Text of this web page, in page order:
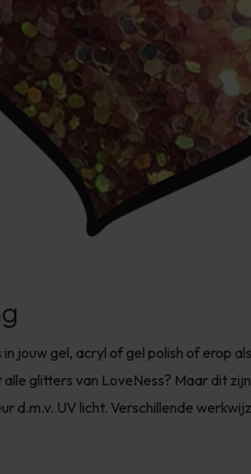
jouw gel, acryl of gel polish of erop
glitters van LoveNess? Maar dit
d.m.v. UV licht. Verschillende